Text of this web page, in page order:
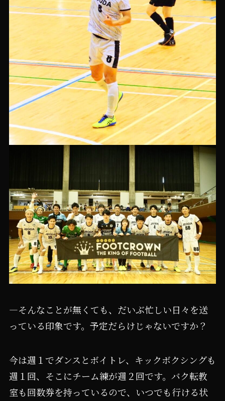
―そんなことが無くても、だいぶ忙しい日々を送
っている印象です。予定だらけじゃないですか？
今は週１でダンスとボイトレ、キックボクシングも
週１回、そこにチーム練が週２回です。バク転教
室も回数券を持っているので、いつでも行ける状